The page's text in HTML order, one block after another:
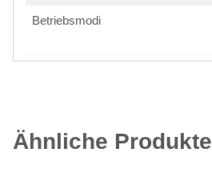
Betriebsmodi
Ähnliche Produkte